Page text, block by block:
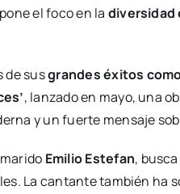
el foco en la diversidad
de susgrandes éxitos como
, lanzado en mayo, una
y un fuerte mensaje
Emilio Estefan,
La cantante también ha